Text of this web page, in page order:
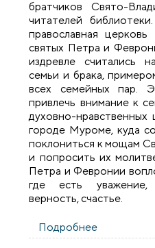
братчиков Свято-
читателей
православная
святых Петра и
издревле считались
семьи и брака,
всех семейных пар.
привлечь внимание к
духовно-
городе Муроме, куда
поклониться к мощам
и попросить их
Петра и Февронии
где есть уважение,
верность, счастье.
Подробнее
верности»